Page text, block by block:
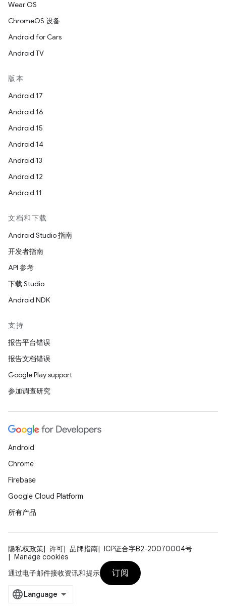
Wear OS
ChromeOS 设备
Android for Cars
Android TV
版本
Android 17
Android 16
Android 15
Android 14
Android 13
Android 12
Android 11
文档和下载
Android Studio 指南
开发者指南
API 参考
下载 Studio
Android NDK
支持
报告平台错误
报告文档错误
Google Play support
参加调查研究
Android
Chrome
Firebase
Google Cloud Platform
所有产品
隐私权政策 许可 品牌指南
ICP证合字B2-20070004号
Manage cookies
通过电子邮件接收资讯和提示
订阅